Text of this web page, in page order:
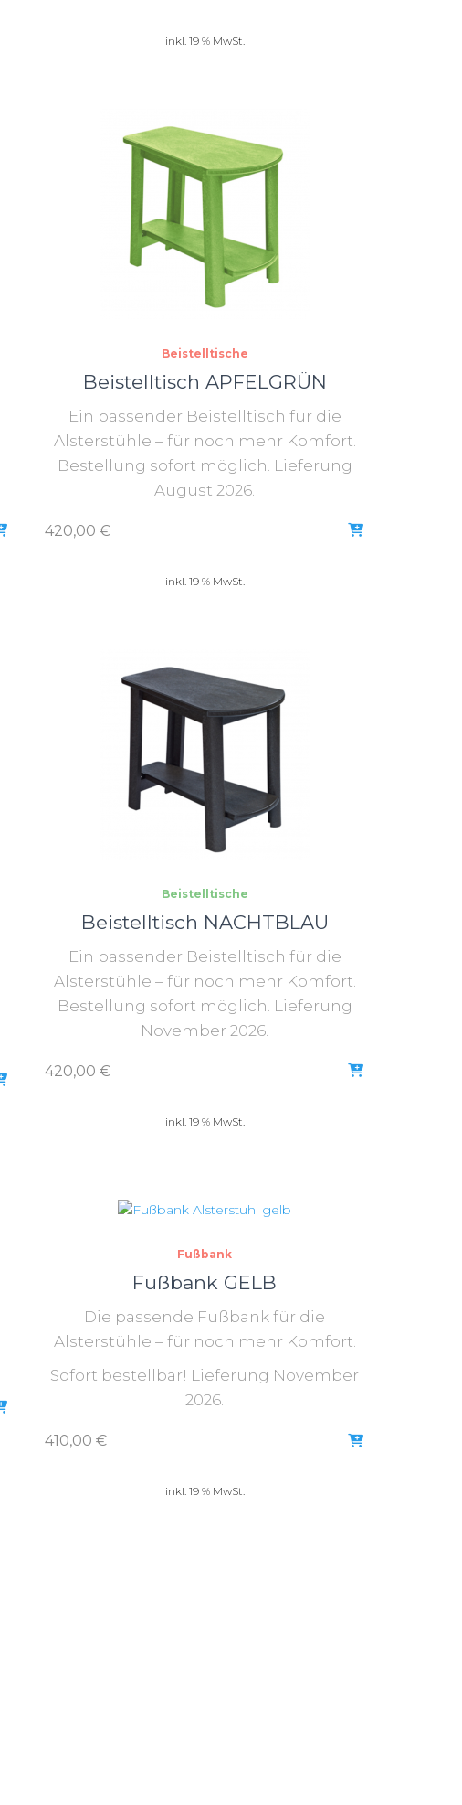
inkl. 19 % MwSt.
Beistelltische
Beistelltisch APFELGRÜN
Ein passender Beistelltisch für die
Alsterstühle – für noch mehr Komfort.
Bestellung sofort möglich. Lieferung
August 2026.
420,00 €
inkl. 19 % MwSt.
Beistelltische
Beistelltisch NACHTBLAU
Ein passender Beistelltisch für die
Alsterstühle – für noch mehr Komfort.
Bestellung sofort möglich. Lieferung
November 2026.
420,00 €
inkl. 19 % MwSt.
Fußbank
Fußbank GELB
Die passende Fußbank für die
Alsterstühle – für noch mehr Komfort.
Sofort bestellbar! Lieferung November
2026.
410,00 €
inkl. 19 % MwSt.